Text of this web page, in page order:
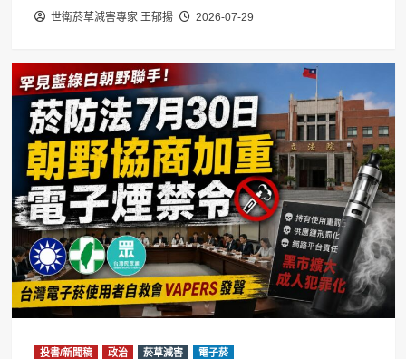
世衛菸草減害專家 王郁揚 2026-07-29
投書/新聞稿 政治 菸草減害 電子菸